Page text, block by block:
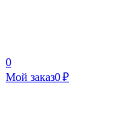
0
Мой заказ0 ₽